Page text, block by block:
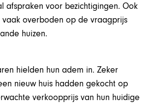
afspraken voor bezichtigingen. Ook
overboden op de vraagprijs
huizen.
hielden hun adem in. Zeker
nieuw huis hadden gekocht op
verkoopprijs van hun huidige